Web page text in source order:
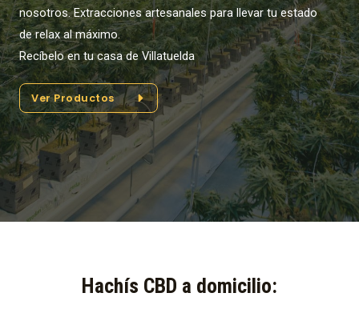
nosotros. Extracciones artesanales para llevar tu estado
de relax al máximo.
Recíbelo en tu casa de Villatuelda
Ver Productos
Hachís CBD a domicilio:​